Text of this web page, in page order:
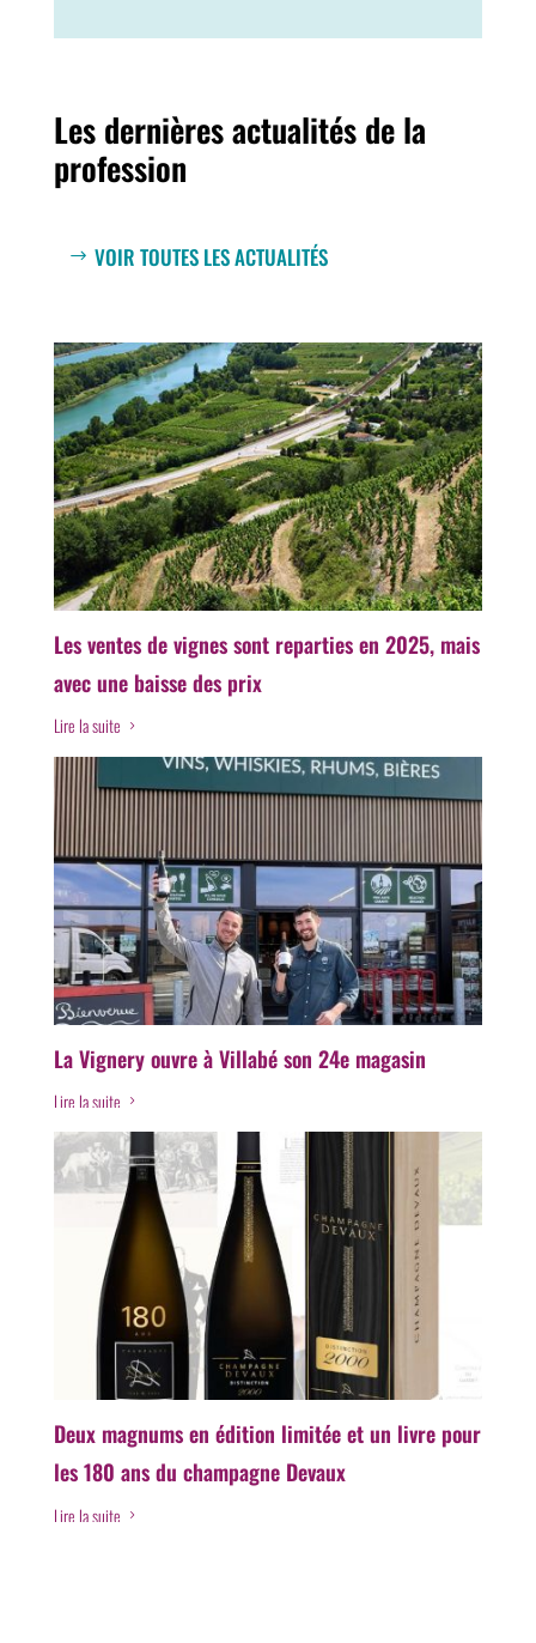
Les dernières actualités de la
profession
VOIR TOUTES LES ACTUALITÉS
Les ventes de vignes sont reparties en 2025, mais
avec une baisse des prix
Lire la suite 5
La Vignery ouvre à Villabé son 24e magasin
Lire la suite 5
Deux magnums en édition limitée et un livre pour
les 180 ans du champagne Devaux
Lire la suite 5